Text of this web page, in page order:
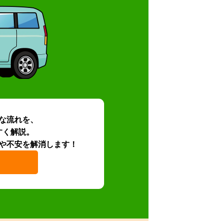
流れを、
解説。
不安を解消します！